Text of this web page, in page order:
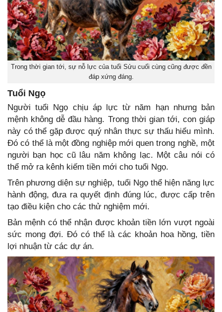
Trong thời gian tới, sự nỗ lực của tuổi Sửu cuối cùng cũng được đền
đáp xứng đáng.
Tuổi Ngọ
Người tuổi Ngọ chịu áp lực từ năm hạn nhưng bản
mệnh không dễ đầu hàng. Trong thời gian tới, con giáp
này có thể gặp được quý nhân thực sự thấu hiểu mình.
Đó có thể là một đồng nghiệp mới quen trong nghề, một
người bạn học cũ lâu năm không lạc. Một câu nói có
thể mở ra kênh kiếm tiền mới cho tuổi Ngọ.
Trên phương diện sự nghiệp, tuổi Ngọ thể hiện năng lực
hành động, đưa ra quyết định đúng lúc, được cấp trên
tạo điều kiện cho các thử nghiệm mới.
Bản mệnh có thể nhận được khoản tiền lớn vượt ngoài
sức mong đợi. Đó có thể là các khoản hoa hồng, tiền
lợi nhuận từ các dự án.